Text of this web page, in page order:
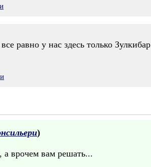
равно у нас здесь только Зулкибар
)
а врочем вам решать...